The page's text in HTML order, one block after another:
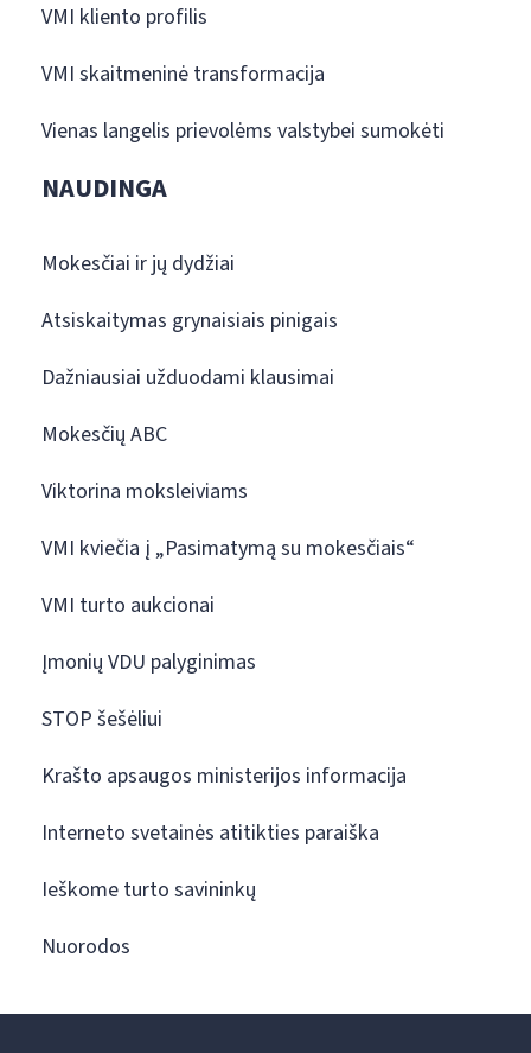
VMI kliento profilis
VMI skaitmeninė transformacija
Vienas langelis prievolėms valstybei sumokėti
NAUDINGA
Mokesčiai ir jų dydžiai
Atsiskaitymas grynaisiais pinigais
Dažniausiai užduodami klausimai
Mokesčių ABC
Viktorina moksleiviams
VMI kviečia į „Pasimatymą su mokesčiais“
VMI turto aukcionai
Įmonių VDU palyginimas
STOP šešėliui
Krašto apsaugos ministerijos informacija
Interneto svetainės atitikties paraiška
Ieškome turto savininkų
Nuorodos